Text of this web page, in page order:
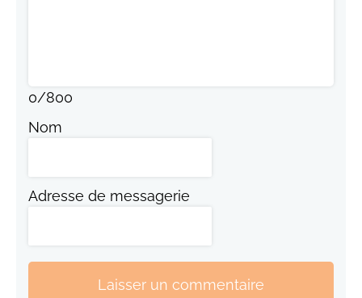
0/800
Nom
Adresse de messagerie
Laisser un commentaire